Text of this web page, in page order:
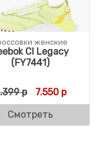
составляла 10.390
8.310 р.
женские
Cl Legacy
(FY7441)
р 7.550р
Смотреть